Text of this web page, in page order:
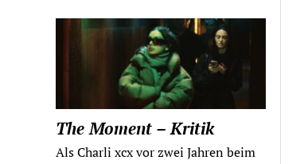
The Moment – Kritik
Als Charli xcx vor zwei Jahren beim